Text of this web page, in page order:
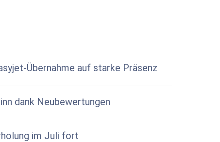
Übernahme auf starke Präsenz
dank Neubewertungen
im Juli fort